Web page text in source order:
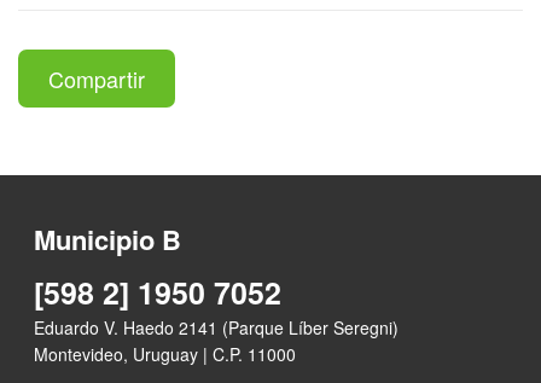
Compartir
Municipio B
[598 2] 1950 7052
Eduardo V. Haedo 2141 (Parque Líber Seregni)
Montevideo, Uruguay | C.P. 11000